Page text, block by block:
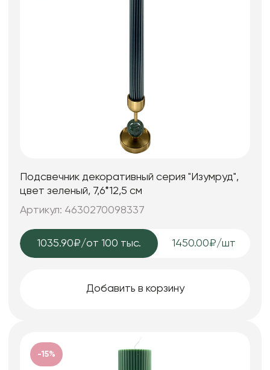
Подсвечник декоративный серия "Изумруд",
цвет зеленый, 7,6*12,5 см
Артикул: 4630270098337
1035.90₽/от 100 тыс. 1450.00₽/шт
Добавить в корзину
-15%